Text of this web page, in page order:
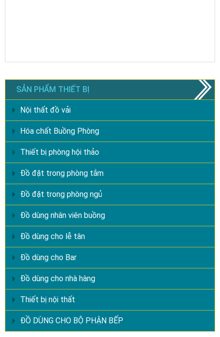
SẢN PHẨM THIẾT BỊ
Nội thất đồ vải
Hóa chất Buồng Phòng
Thiết bị phòng hội thảo
Đồ đặt trong phòng tắm
Đồ đặt trong phòng ngủ
Đồ dùng nhân viên buồng
Đồ dùng cho lễ tân
Đồ dùng cho Bar
Đồ dùng cho nhà hàng
Thiết bị nội thất
ĐỒ DÙNG CHO BỘ PHẬN BẾP